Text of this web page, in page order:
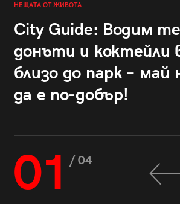
НЕЩАТА ОТ ЖИВОТА
City Guide: Водим
донъти и коктейли
близо до парк – май
да е по-добър!
01 / 04